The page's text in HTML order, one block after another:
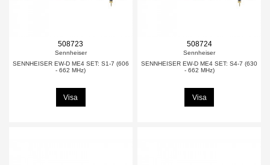
508723
Sennheiser
SENNHEISER EW-D ME4 SET: S1-7 (606
- 662 MHz)
Visa
508724
Sennheiser
SENNHEISER EW-D ME4 SET: S4-7 (630
- 662 MHz)
Visa